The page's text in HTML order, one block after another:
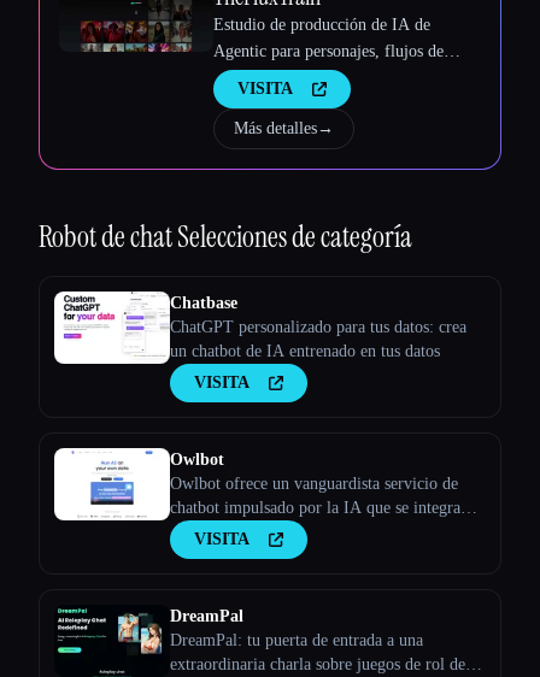
Estudio de producción de IA de
Agentic para personajes, flujos de
trabajo y vídeos coherentes
VISITA
Más detalles→
Robot de chatSelecciones de categoría
Chatbase
ChatGPT personalizado para tus datos: crea
un chatbot de IA entrenado en tus datos
VISITA
Owlbot
Owlbot ofrece un vanguardista servicio de
chatbot impulsado por la IA que se integra
perfectamente con tus datos para ofrecer
respuestas instantáneas para ti, tus clientes o
VISITA
DreamPal
DreamPal: tu puerta de entrada a una
extraordinaria charla sobre juegos de rol de